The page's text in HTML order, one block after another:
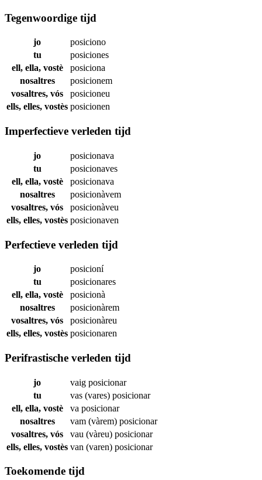
Tegenwoordige tijd
jo
posiciono
tu
posiciones
ell, ella, vostè
posiciona
nosaltres
posicionem
vosaltres, vós
posicioneu
ells, elles, vostès posicionen
Imperfectieve verleden tijd
jo
posicionava
tu
posicionaves
ell, ella, vostè
posicionava
nosaltres
posicionàvem
vosaltres, vós
posicionàveu
ells, elles, vostès posicionaven
Perfectieve verleden tijd
jo
posicioní
tu
posicionares
ell, ella, vostè
posicionà
nosaltres
posicionàrem
vosaltres, vós
posicionàreu
ells, elles, vostès posicionaren
Perifrastische verleden tijd
jo vaig posicionar
tu
vas (vares) posicionar
ell, ella, vostè
va posicionar
nosaltres
vam (vàrem) posicionar
vosaltres, vós
vau (vàreu) posicionar
ells, elles, vostès van (varen) posicionar
Toekomende tijd